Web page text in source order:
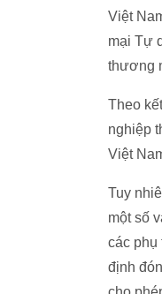
Việt
mại Tự
thương
Theo
nghiệp
Việt
Tuy
một số
các phụ
định